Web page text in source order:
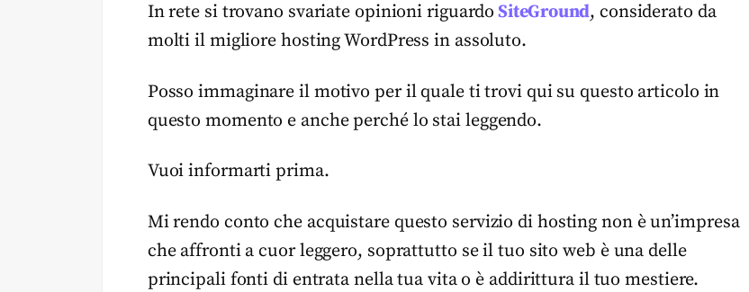
In rete si trovano svariate opinioni riguardo SiteGround, considerato da
molti il migliore hosting WordPress in assoluto.
Posso immaginare il motivo per il quale ti trovi qui su questo articolo in
questo momento e anche perché lo stai leggendo.
Vuoi informarti prima.
Mi rendo conto che acquistare questo servizio di hosting non è un’impresa
che affronti a cuor leggero, soprattutto se il tuo sito web è una delle
principali fonti di entrata nella tua vita o è addirittura il tuo mestiere.